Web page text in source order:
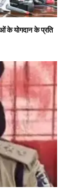
के योगदान के प्रति